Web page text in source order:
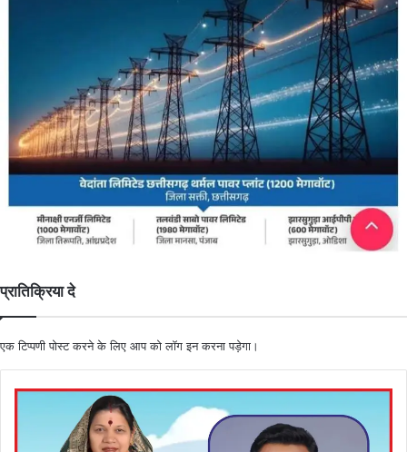
प्रातिक्रिया दे
एक टिप्पणी पोस्ट करने के लिए आप कोलॉग इनकरना पड़ेगा।